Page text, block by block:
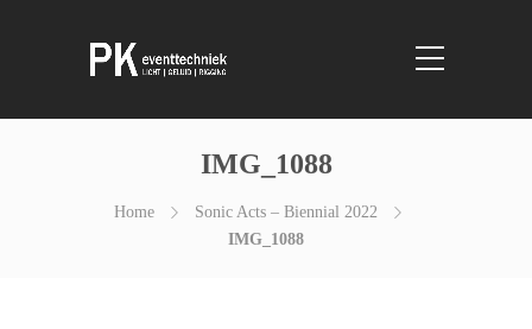
IMG_1088
Home
Sonic Acts – Biennial 2022
IMG_1088